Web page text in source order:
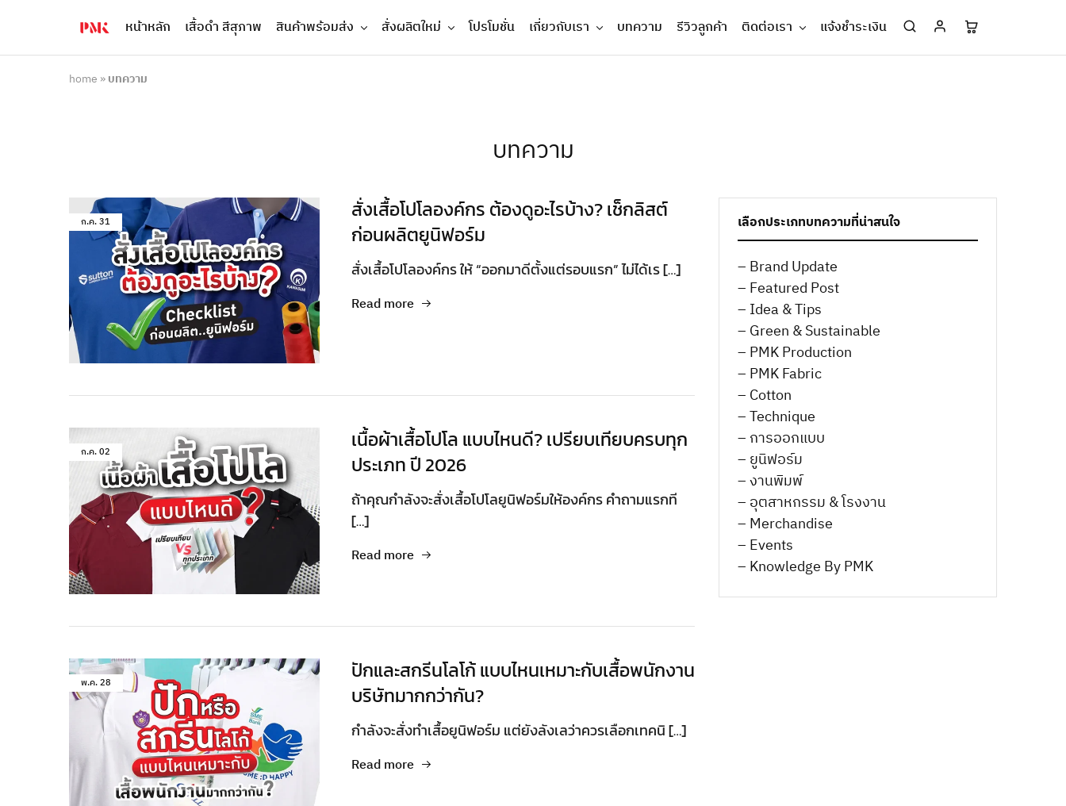
PMK
ผู้
ผลิต
สินค้า
ผู้
เสื้อ
โปโล
ยูนิฟอร์ม
ระดับ
ที่2
หน้าหลัก เสื้อดำ สีสุภาพ สินค้าพร้อมส่ง สั่งผลิตใหม่ โปรโมชั่น เกี่ยวกับเรา บทความ รีวิวลูกค้า ติดต่อเรา แจ้งชำระเงิน
home »บทความ
บทความ
ก.ค.31
สั่งเสื้อโปโลองค์กร ต้องดูอะไรบ้าง? เช็กลิสต์
ก่อนผลิตยูนิฟอร์ม
สั่งเสื้อโปโลองค์กร ให้ “ออกมาดีตั้งแต่รอบแรก” ไม่ได้เร […]
Read more
ก.ค.02
เนื้อผ้าเสื้อโปโล แบบไหนดี? เปรียบเทียบครบทุก
ประเภท ปี 2026
ถ้าคุณกำลังจะสั่งเสื้อโปโลยูนิฟอร์มให้องค์กร คำถามแรกที
[…]
Read more
พ.ค.28
ปักและสกรีนโลโก้ แบบไหนเหมาะกับเสื้อพนักงาน
บริษัทมากกว่ากัน?
กำลังจะสั่งทำเสื้อยูนิฟอร์ม แต่ยังลังเลว่าควรเลือกเทคนิ […]
Read more
เลือกประเภทบทความที่น่าสนใจ
– Brand Update
– Featured Post
– Idea & Tips
– Green & Sustainable
– PMK Production
– PMK Fabric
– Cotton
– Technique
– การออกแบบ
– ยูนิฟอร์ม
– งานพิมพ์
– อุตสาหกรรม & โรงงาน
– Merchandise
– Events
– Knowledge By PMK